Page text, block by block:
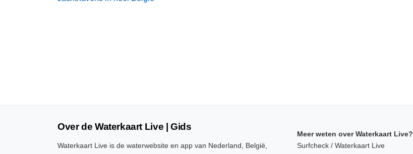
Over de Waterkaart Live | Gids
Waterkaart Live is de waterwebsite en app van Nederland, België,
Meer weten over Waterkaart Live?
Surfcheck / Waterkaart Live